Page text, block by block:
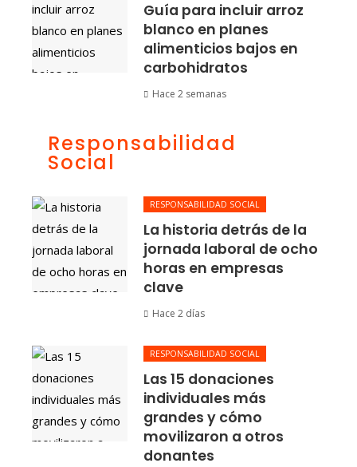
Guía para incluir arroz
blanco en planes
alimenticios bajos en
carbohidratos
Hace 2 semanas
Responsabilidad
Social
RESPONSABILIDAD SOCIAL
La historia detrás de la
jornada laboral de ocho
horas en empresas
clave
Hace 2 días
RESPONSABILIDAD SOCIAL
Las 15 donaciones
individuales más
grandes y cómo
movilizaron a otros
donantes